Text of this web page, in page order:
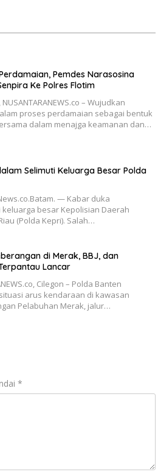
Pemdes Narasosina
Ke Polres Flotim
NUSANTARANEWS.co – Wujudkan
proses perdamaian sebagai bentuk
dalam menajga keamanan dan…
Selimuti Keluarga Besar Polda
— Kabar duka
keluarga besar Kepolisian Daerah
(Polda Kepri). Salah…
di Merak, BBJ, dan
Lancar
Cilegon – Polda Banten
arus kendaraan di kawasan
Pelabuhan Merak, jalur…
*